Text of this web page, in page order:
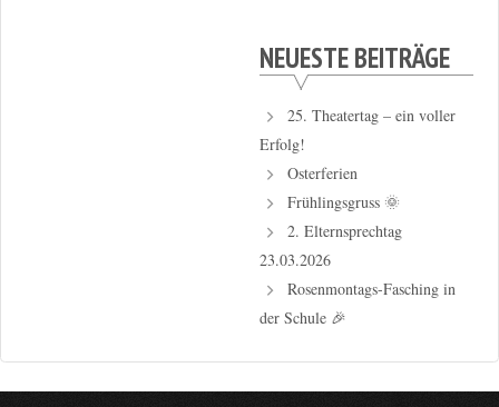
NEUESTE BEITRÄGE
25. Theatertag – ein voller
Erfolg!
Osterferien
Frühlingsgruss 🌞
2. Elternsprechtag
23.03.2026
Rosenmontags-Fasching in
der Schule 🎉